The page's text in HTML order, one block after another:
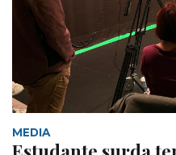
MEDIA